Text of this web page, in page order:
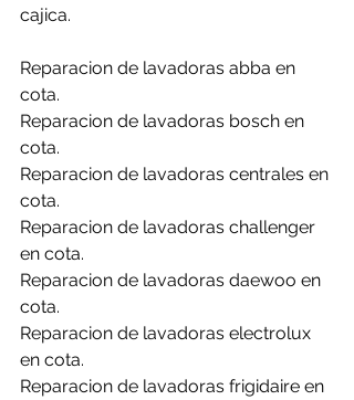
cajica.
Reparacion de lavadoras abba en
cota.
Reparacion de lavadoras bosch en
cota.
Reparacion de lavadoras centrales en
cota.
Reparacion de lavadoras challenger
en cota.
Reparacion de lavadoras daewoo en
cota.
Reparacion de lavadoras electrolux
en cota.
Reparacion de lavadoras frigidaire en